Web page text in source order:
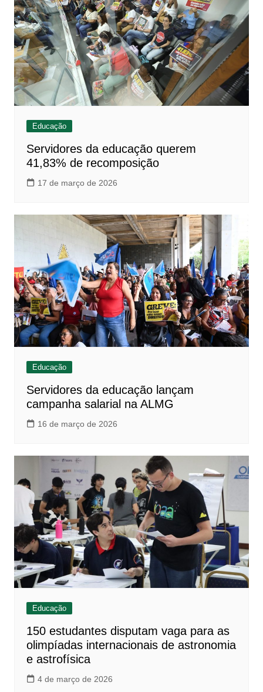
Educação
Servidores da educação querem
41,83% de recomposição
17 de março de 2026
Educação
Servidores da educação lançam
campanha salarial na ALMG
16 de março de 2026
Educação
150 estudantes disputam vaga para as
olimpíadas internacionais de astronomia
e astrofísica
4 de março de 2026